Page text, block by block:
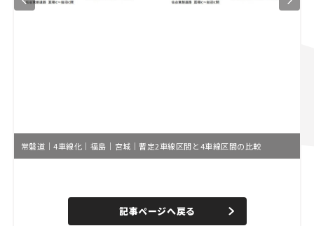
常磐道｜4車線化｜福島｜宮城｜暫定2車線区間と4車線区間の比較
n
e
d
記事ページへ戻る